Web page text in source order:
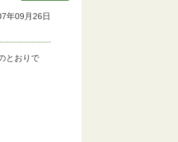
印刷する
年09月26日
とおりで